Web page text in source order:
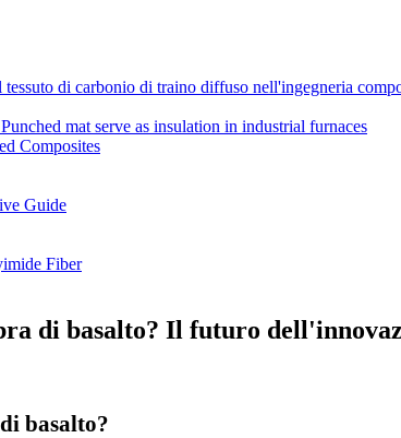
di carbonio di traino diffuso nell'ingegneria
Composites
Guide
Fiber
di basalto? Il futuro
basalto?